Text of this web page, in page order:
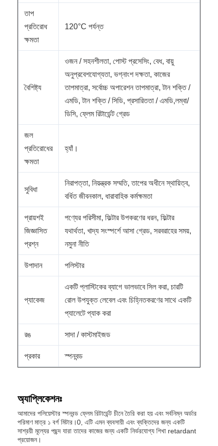
তাপ
প্রতিরোধ
ক্ষমতা
120°C পর্যন্ত
বৈশিষ্ট্য
ওজন / সহনশীলতা, পোস্ট প্রসেসিং, বেধ, বায়ু
অনুপ্রবেশযোগ্যতা, ভগ্নাংশ দক্ষতা, কাজের
তাপমাত্রা, সর্বোচ্চ অপারেশন তাপমাত্রা, টান শক্তি /
এমডি, টান শক্তি / সিডি, প্রসারিততা / এমডি,লম্বা/
ডিসি, ফ্লেম রিটার্ডেন্ট গ্রেড
জল
প্রতিরোধের
ক্ষমতা
হ্যাঁ।
সুবিধা
নিরাপত্তা, নিয়ন্ত্রক সম্মতি, তাপের অধীনে স্থায়িত্ব,
বর্ধিত জীবনকাল, ধারাবাহিক কর্মক্ষমতা
প্রায়শই
জিজ্ঞাসিত
প্রশ্ন
পণ্যের পরিসীমা, ফিল্টার উপকরণের ধরন, ফিল্টার
যথার্থতা, খাদ্য সংস্পর্শে আসা গ্রেড, সরবরাহের সময়,
নমুনা নীতি
উপাদান পলিস্টার
প্যাকেজ
একটি প্লাস্টিকের ব্যাগে ভালভাবে সিল করা, চারটি
রোল উপযুক্ত লেবেল এবং চিহ্নিতকরণের সাথে একটি
প্যালেটে প্যাক করা
রঙ সাদা / কাস্টমাইজড
প্রকার স্পনবন্ড
অ্যাপ্লিকেশনঃ
আমাদের পলিয়েস্টার স্পনবন্ড ফ্লেম রিটার্ডেন্ট চীনে তৈরি করা হয় এবং সর্বনিম্ন অর্ডার
পরিমাণ মাত্র ১ বর্গ মিটার।0, এটি এমন ব্যবসায়ী এবং ব্যক্তিদের জন্য একটি
সাশ্রয়ী মূল্যের পছন্দ যারা তাদের কাজের জন্য একটি নির্ভরযোগ্য শিখা retardant
প্রয়োজন।